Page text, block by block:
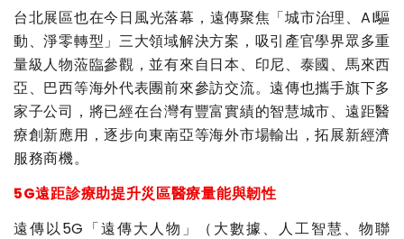
台北展區也在今日風光落幕，遠傳聚焦「城市治理、AI驅
動、淨零轉型」三大領域解決方案，吸引產官學界眾多重
量級人物蒞臨參觀，並有來自日本、印尼、泰國、馬來西
亞、巴西等海外代表團前來參訪交流。遠傳也攜手旗下多
家子公司，將已經在台灣有豐富實績的智慧城市、遠距醫
療創新應用，逐步向東南亞等海外市場輸出，拓展新經濟
服務商機。
5G遠距診療助提升災區醫療量能與韌性
遠傳以5G「遠傳大人物」（大數據、人工智慧、物聯